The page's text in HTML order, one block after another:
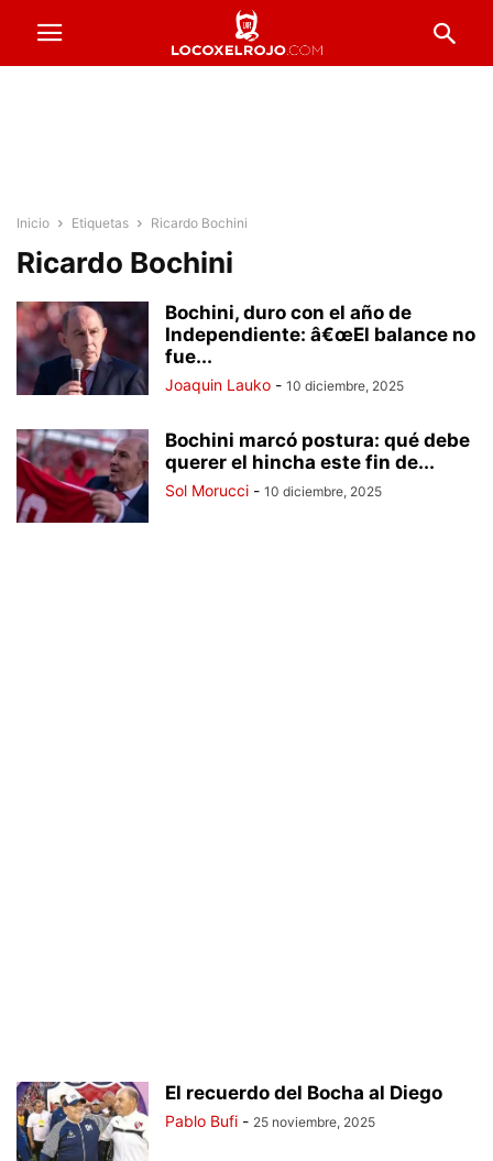
Inicio Etiquetas Ricardo Bochini
Ricardo Bochini
Bochini, duro con el año de
Independiente: â€œEl balance no
fue...
Joaquin Lauko - 10 diciembre, 2025
Bochini marcó postura: qué debe
querer el hincha este fin de...
Sol Morucci - 10 diciembre, 2025
El recuerdo del Bocha al Diego
Pablo Bufi - 25 noviembre, 2025